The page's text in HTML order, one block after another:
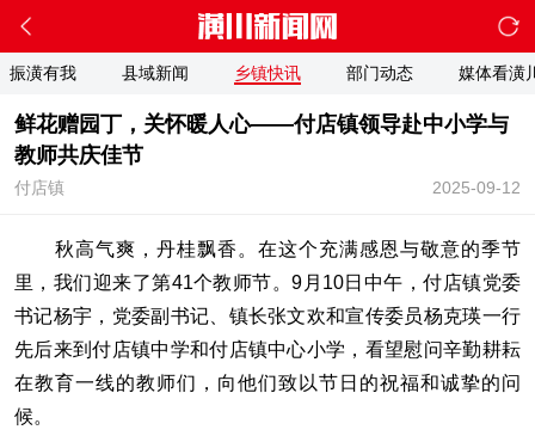
振潢有我 县域新闻 乡镇快讯 部门动态 媒体看潢
鲜花赠园丁，关怀暖人心——付店镇领导赴中小学与
教师共庆佳节
2025-09-12
付店镇
秋高气爽，丹桂飘香。在这个充满感恩与敬意的季节
里，我们迎来了第41个教师节。9月10日中午，付店镇党委
书记杨宇，党委副书记、镇长张文欢和宣传委员杨克瑛一行
先后来到付店镇中学和付店镇中心小学，看望慰问辛勤耕耘
在教育一线的教师们，向他们致以节日的祝福和诚挚的问
候。